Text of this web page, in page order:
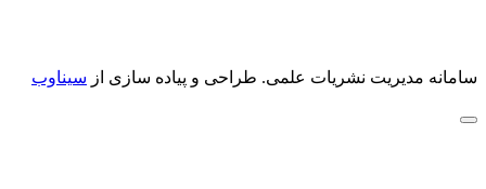
سامانه مدیریت نشریات علمی. طراحی و پیاده سازی از سیناوب